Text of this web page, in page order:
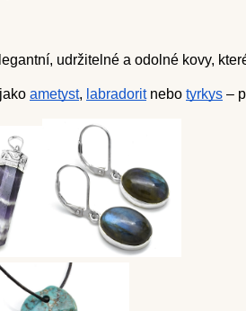
udržitelné a odolné kovy,
jako ametyst, labradorit nebo tyrkys –